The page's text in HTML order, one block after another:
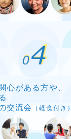
心がある方や、
交流会
（軽食付き）